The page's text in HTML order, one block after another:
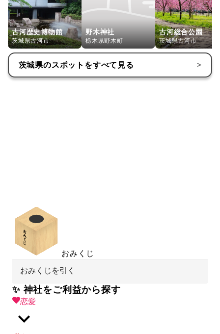
古河歴史博物館
茨城県古河市
野木神社
栃木県野木町
古河総合公園
茨城県古河市
茨城県のスポットをすべて見る >
おみくじ
おみくじを引く
✨ 神社をご利益から探す
恋愛